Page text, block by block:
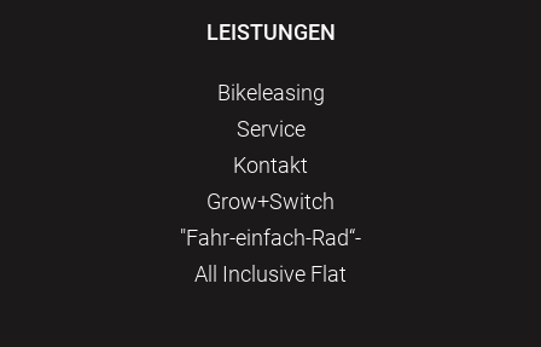
LEISTUNGEN
Bikeleasing
Service
Kontakt
Grow+Switch
"Fahr-einfach-Rad“-
All Inclusive Flat